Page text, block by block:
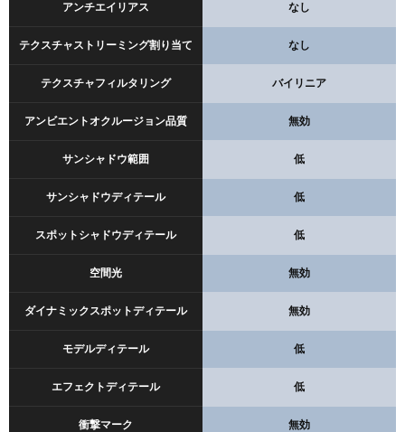
アンチエイリアス なし
テクスチャストリーミング割り当て なし
テクスチャフィルタリング バイリニア
アンビエントオクルージョン品質 無効
サンシャドウ範囲 低
サンシャドウディテール 低
スポットシャドウディテール 低
空間光 無効
ダイナミックスポットディテール 無効
モデルディテール 低
エフェクトディテール 低
衝撃マーク 無効